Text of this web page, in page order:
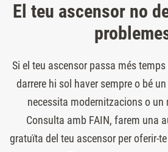
El teu ascensor no
Si el teu ascensor passa més
darrere hi sol haver sempre o bé
necessita modernitzacions o
Consulta amb FAIN, farem una
gratuïta del teu ascensor per oferir-